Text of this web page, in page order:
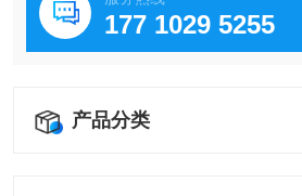
177 1029 5255
产品分类